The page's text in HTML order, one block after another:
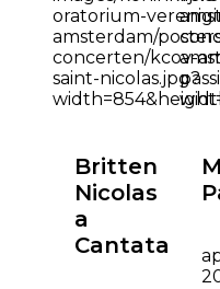
Britten
Nicolas
a
Cantata